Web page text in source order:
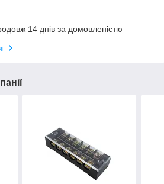
14 днів за домовленістю